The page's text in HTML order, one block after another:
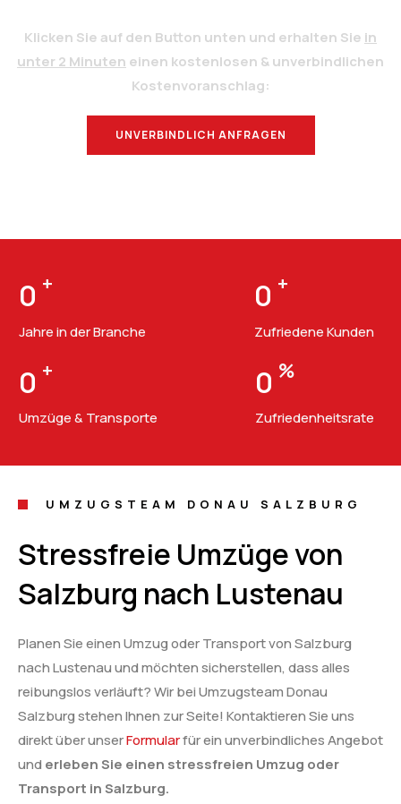
Klicken Sie auf den Button unten und erhalten Sie in
unter 2 Minuten einen kostenlosen & unverbindlichen
Kostenvoranschlag:
UNVERBINDLICH ANFRAGEN
0 +
Jahre in der Branche
0 +
Zufriedene Kunden
0 +
Umzüge & Transporte
0 %
Zufriedenheitsrate
UMZUGSTEAM DONAU SALZBURG
Stressfreie Umzüge von
Salzburg nach Lustenau
Planen Sie einen Umzug oder Transport von Salzburg
nach Lustenau und möchten sicherstellen, dass alles
reibungslos verläuft? Wir bei Umzugsteam Donau
Salzburg stehen Ihnen zur Seite! Kontaktieren Sie uns
direkt über unserFormularfür ein unverbindliches Angebot
und erleben Sie einen stressfreien Umzug oder
Transport in Salzburg.